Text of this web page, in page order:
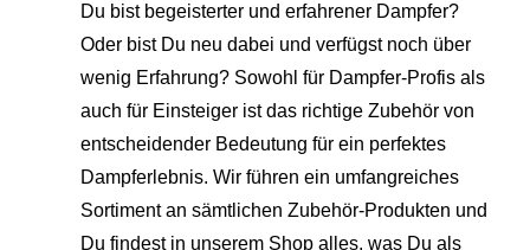
Du bist begeisterter und erfahrener Dampfer?
Oder bist Du neu dabei und verfügst noch über
wenig Erfahrung? Sowohl für Dampfer-Profis als
auch für Einsteiger ist das richtige Zubehör von
entscheidender Bedeutung für ein perfektes
Dampferlebnis. Wir führen ein umfangreiches
Sortiment an sämtlichen Zubehör-Produkten und
Du findest in unserem Shop alles, was Du als